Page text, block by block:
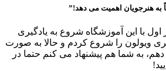
به هنرجویان اهمیت می دهد!”
با این آموزشگاه شروع به یادگیری
ویولون را شروع کردم و حالا به صورت
به شما هم پیشنهاد می کنم حتما در